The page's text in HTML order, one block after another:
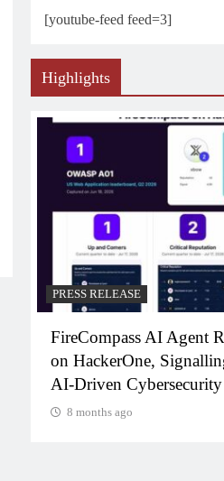
[youtube-feed feed=3]
Highlights
PRESS RELEASE
FireCompass AI Agent
on HackerOne,
AI-Driven
8 months ago